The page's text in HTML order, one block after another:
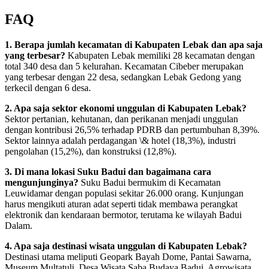
FAQ
1. Berapa jumlah kecamatan di Kabupaten Lebak dan apa saja
yang terbesar? Kabupaten Lebak memiliki 28 kecamatan dengan
total 340 desa dan 5 kelurahan. Kecamatan Cibeber merupakan
yang terbesar dengan 22 desa, sedangkan Lebak Gedong yang
terkecil dengan 6 desa.
2. Apa saja sektor ekonomi unggulan di Kabupaten Lebak?
Sektor pertanian, kehutanan, dan perikanan menjadi unggulan
dengan kontribusi 26,5% terhadap PDRB dan pertumbuhan 8,39%.
Sektor lainnya adalah perdagangan \& hotel (18,3%), industri
pengolahan (15,2%), dan konstruksi (12,8%).
3. Di mana lokasi Suku Badui dan bagaimana cara
mengunjunginya? Suku Badui bermukim di Kecamatan
Leuwidamar dengan populasi sekitar 26.000 orang. Kunjungan
harus mengikuti aturan adat seperti tidak membawa perangkat
elektronik dan kendaraan bermotor, terutama ke wilayah Badui
Dalam.
4. Apa saja destinasi wisata unggulan di Kabupaten Lebak?
Destinasi utama meliputi Geopark Bayah Dome, Pantai Sawarna,